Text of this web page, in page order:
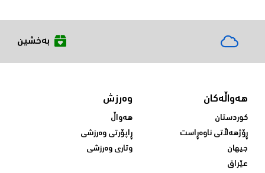
بەخشین
هەواڵەکان
کوردستان
ڕۆژهەڵاتی ناوەڕاست
جیهان
عێراق
وەرزش
هەواڵ
ڕاپۆرتی وەرزشی
وتاری وەرزشی